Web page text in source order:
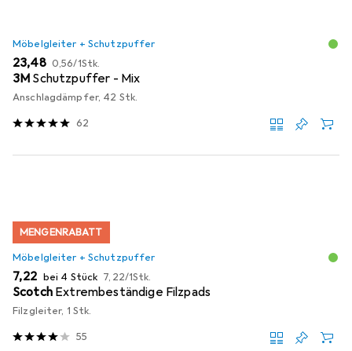
Möbelgleiter + Schutzpuffer
EUR
23,48 EUR
0,56/1Stk.
3M Schutzpuffer - Mix
Anschlagdämpfer, 42 Stk.
62
MENGENRABATT
Möbelgleiter + Schutzpuffer
EUR
7,22 bei 4 Stück EUR
7,22/1Stk.
Scotch Extrembeständige Filzpads
Filzgleiter, 1 Stk.
55